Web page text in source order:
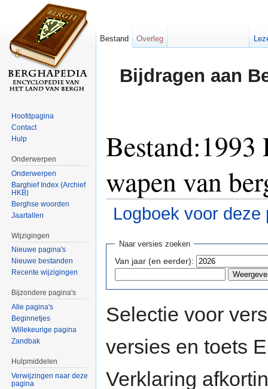
Bijdragen aan
Bestand:1993
wapen van
Logboek voor deze
Naar versies zoeken
Van jaar (en eerder):
Selectie voor
versies en toets
Verklaring
Bestand Overleg
Hoofdpagina
Contact
Hulp
Onderwerpen
Onderwerpen
Barghief Index (Archief
HKB)
Berghse woorden
Jaartallen
Wijzigingen
Nieuwe pagina's
Nieuwe bestanden
Recente wijzigingen
Bijzondere pagina's
Alle pagina's
Beginnetjes
Willekeurige pagina
Zandbak
Hulpmiddelen
Verwijzingen naar deze
pagina